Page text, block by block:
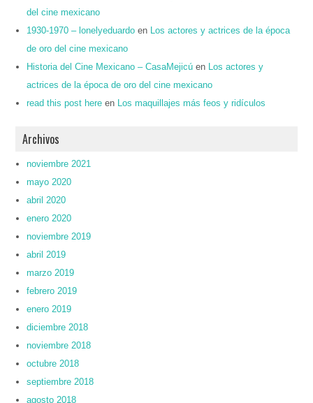
del cine mexicano
1930-1970 – lonelyeduardo en
Los actores y actrices de la época
de oro del cine mexicano
Historia del Cine Mexicano – CasaMejicú en
Los actores y
actrices de la época de oro del cine mexicano
read this post here en Los maquillajes más feos y ridículos
Archivos
noviembre 2021
mayo 2020
abril 2020
enero 2020
noviembre 2019
abril 2019
marzo 2019
febrero 2019
enero 2019
diciembre 2018
noviembre 2018
octubre 2018
septiembre 2018
agosto 2018